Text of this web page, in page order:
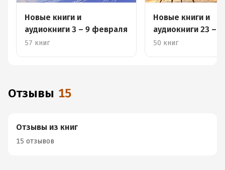
Новые книги и
аудиокниги 3 – 9 февраля
57 книг
Новые книги и
аудиокниги 23 –
сентября
50 книг
Отзывы 15
Отзывы из книг
15 отзывов